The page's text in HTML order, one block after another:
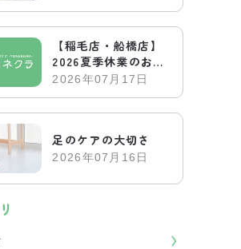
【稲毛店・船橋店】
2026夏季休業のお知
らせ
2026年07月17日
足のケアの大切さ
2026年07月16日